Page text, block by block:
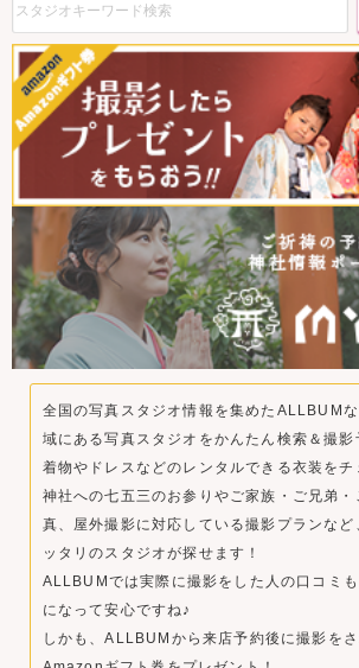
全国の写真スタジオ情報を集めたALLBUM
域にある写真スタジオをかんたん検索＆撮影
着物やドレスなどのレンタルできる衣装をチ
神社への七五三のお参りやご家族・ご兄弟
真、屋外撮影に対応している撮影プランな
ッタリのスタジオが探せます！
ALLBUMでは実際に撮影をした人の口コミ
になって安心ですね♪
しかも、ALLBUMから来店予約後に撮影をさ